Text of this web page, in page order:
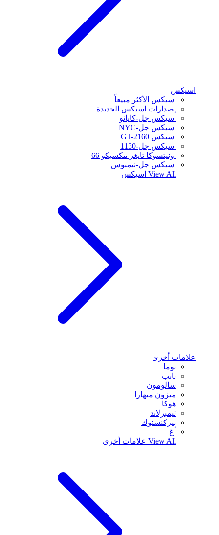
اسيكس
اسيكس الأكثر مبيعاً
إصدارات اسيكس الجديدة
اسيكس جل-كايانو
اسيكس جل-NYC
اسيكس GT-2160
اسيكس جل-1130
اونيتسوكا تايغر مكسيكو 66
اسيكس جل-نيمبوس
View All اسيكس
علامات أخرى
بوما
بايب
سالومون
ميزون ميهارا
هوكا
تيمبرلاند
بيركنستوك
أغ
View All علامات أخرى